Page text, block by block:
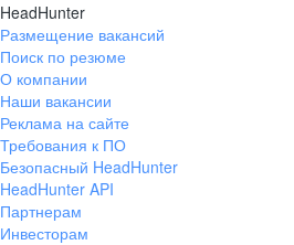
HeadHunter
Размещение вакансий
Поиск по резюме
О компании
Наши вакансии
Реклама на сайте
Требования к ПО
Безопасный HeadHunter
HeadHunter API
Партнерам
Инвесторам